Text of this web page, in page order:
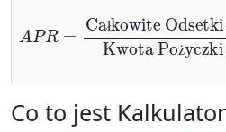
ł
ż
APR=
Całkowite Odsetki Zapłacone+Opłaty
Okres Pożyczki×
Co to jest Kalkulator